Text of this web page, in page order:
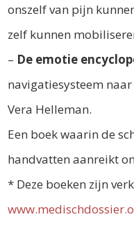
onszelf van pijn
zelf kunnen
– De emotie
navigatiesysteem
Vera Helleman.
Een boek waarin de
handvatten aanreikt
* Deze boeken zijn